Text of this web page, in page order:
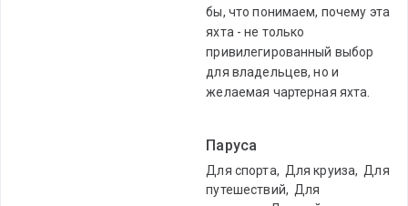
бы, что понимаем, почему эта
яхта - не только
привилегированный выбор
для владельцев, но и
желаемая чартерная яхта.
Паруса
Для спорта, Для круиза, Для
путешествий, Для